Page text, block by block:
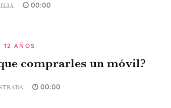
00:00
AÑOS
comprarles un móvil?
00:00